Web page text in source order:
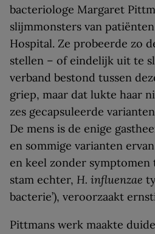
bacteriologe Margaret
slijmmonsters van
Hospital. Ze probeerde zo
stellen – of eindelijk uit te
verband bestond tussen
griep, maar dat lukte haar
zes gecapsuleerde
De mens is de enige
en sommige varianten
en keel zonder symptomen
stam echter, H. influenzae
bacterie’), veroorzaakt
Pittmans werk maakte